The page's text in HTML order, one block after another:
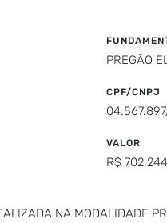
PREGÃO
CPF/CNPJ
VALOR
R$
NA MODALIDADE